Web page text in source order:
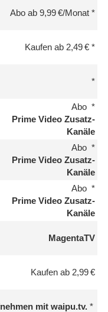
Abo ab 9,99 €/Monat
Kaufen ab 2,49 €
Abo
Prime Video Zusatz-
Kanäle
Abo
Prime Video Zusatz-
Kanäle
Abo
Prime Video Zusatz-
Kanäle
MagentaTV
Kaufen ab 2,99 €
mit waipu.tv.